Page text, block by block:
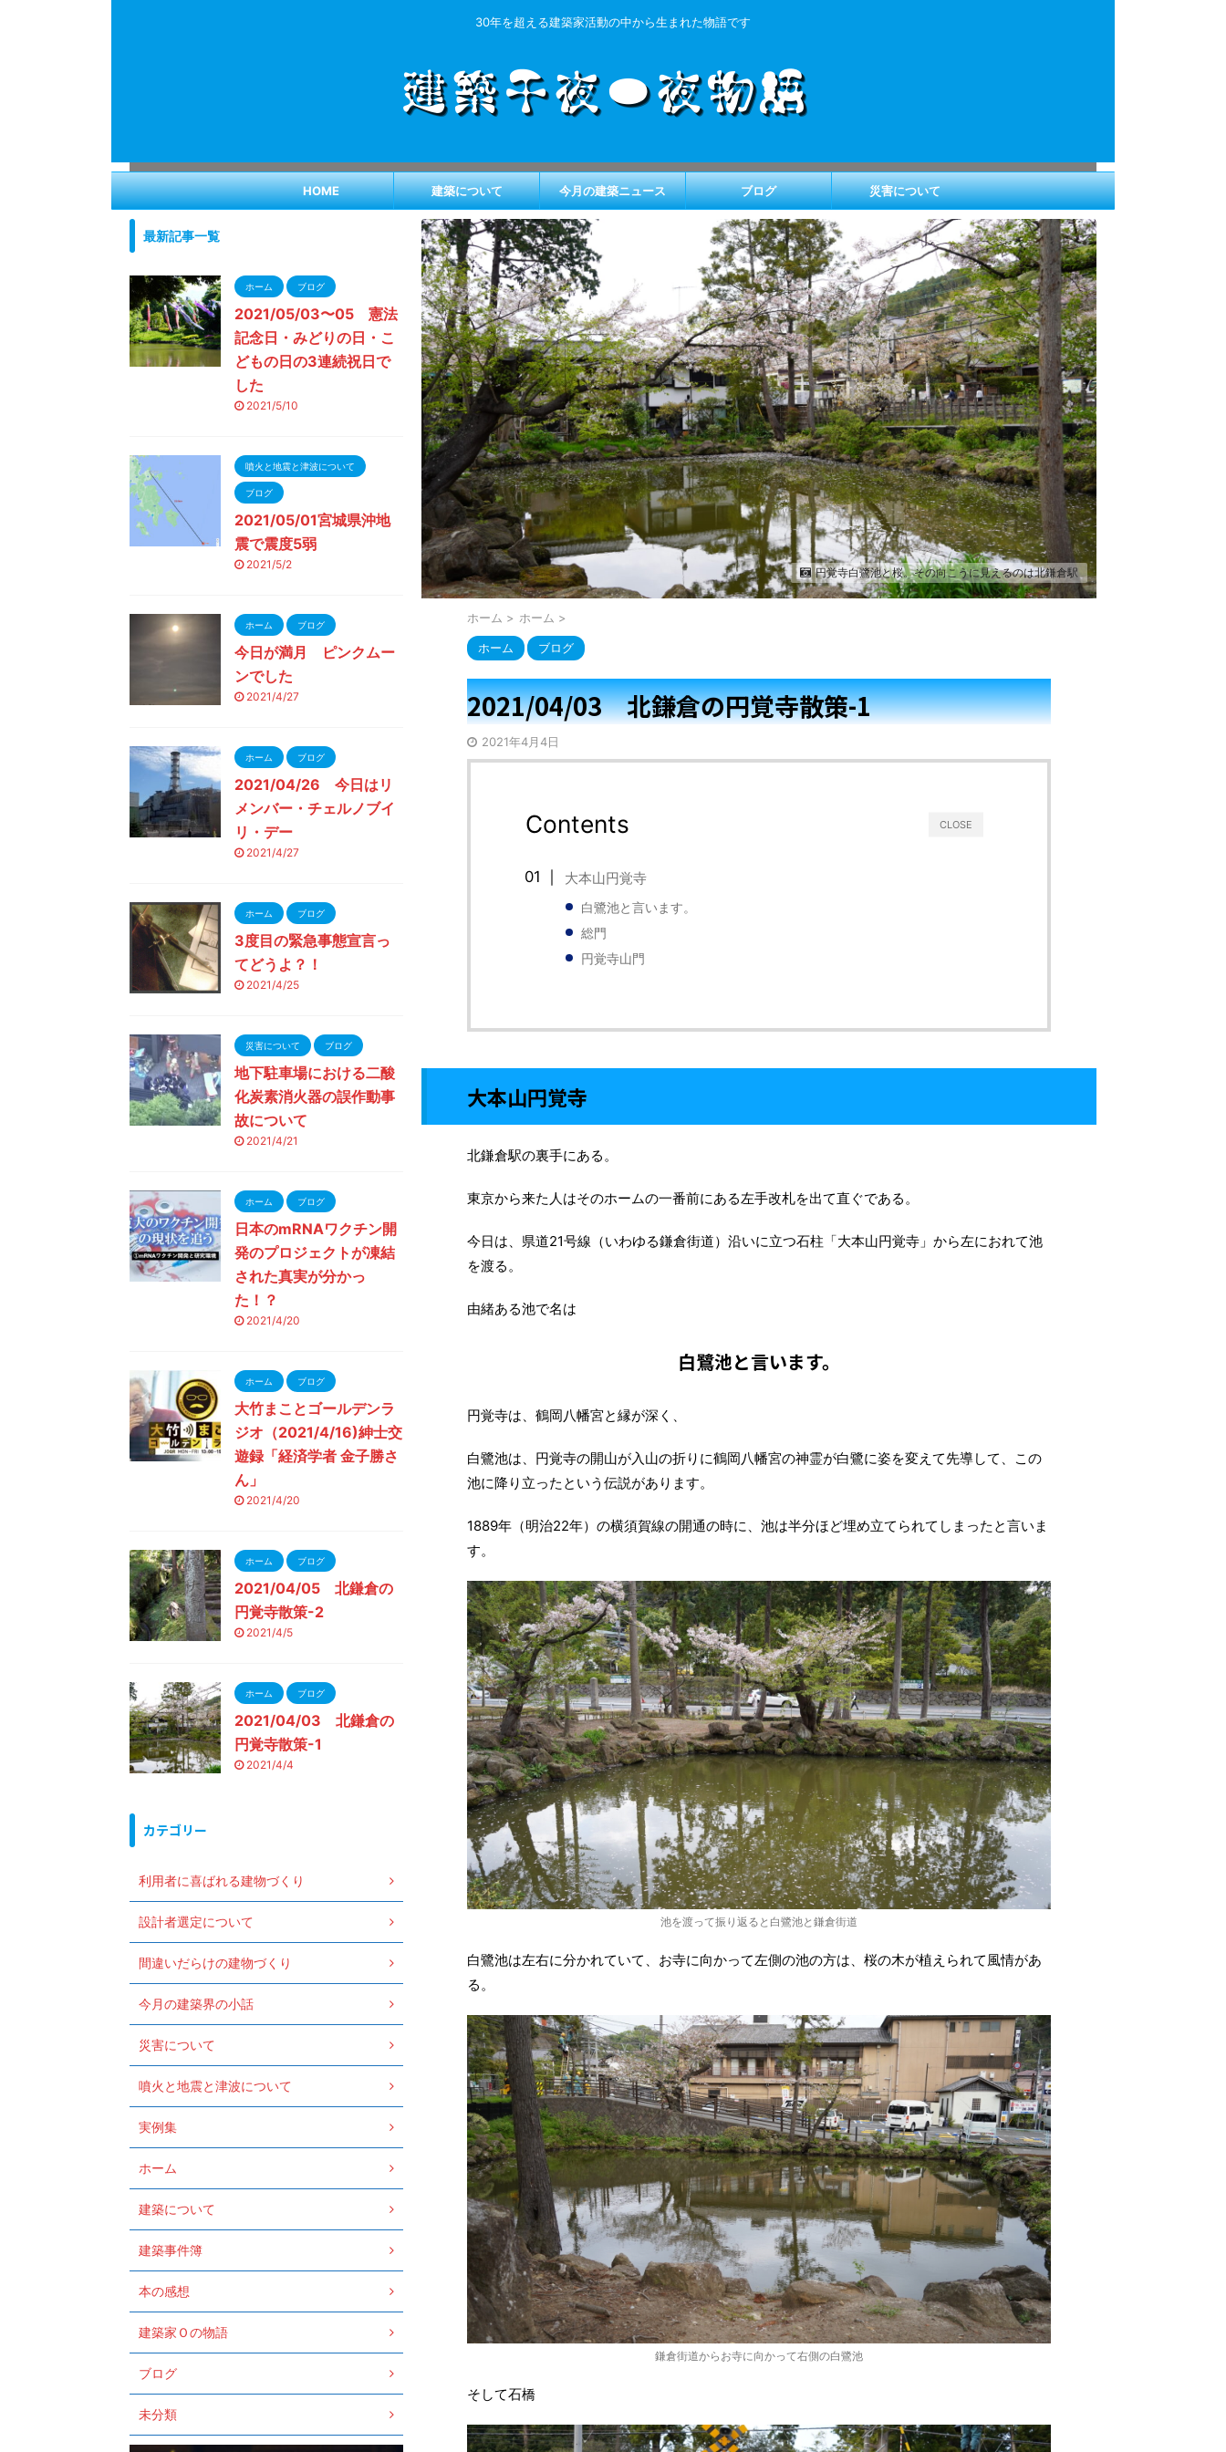
30年を超える建築家活動の中から生まれた物語です
HOME 建築について 今月の建築ニュース ブログ 災害について
円覚寺白鷺池と桜。その向こうに見えるのは北鎌倉駅
ホーム > ホーム >
ホーム ブログ
2021/04/03 北鎌倉の円覚寺散策-1
2021年4月4日
CLOSE
Contents
大本山円覚寺
白鷺池と言います。
総門
円覚寺山門
大本山円覚寺
北鎌倉駅の裏手にある。
東京から来た人はそのホームの一番前にある左手改札を出て直ぐである。
今日は、県道21号線（いわゆる鎌倉街道）沿いに立つ石柱「大本山円覚寺」から左におれて池
を渡る。
由緒ある池で名は
白鷺池と言います。
円覚寺は、鶴岡八幡宮と縁が深く、
白鷺池は、円覚寺の開山が入山の折りに鶴岡八幡宮の神霊が白鷺に姿を変えて先導して、この
池に降り立ったという伝説があります。
1889年（明治22年）の横須賀線の開通の時に、池は半分ほど埋め立てられてしまったと言いま
す。
池を渡って振り返ると白鷺池と鎌倉街道
白鷺池は左右に分かれていて、お寺に向かって左側の池の方は、桜の木が植えられて風情があ
る。
鎌倉街道からお寺に向かって右側の白鷺池
そして石橋
最新記事一覧
ホーム ブログ
2021/05/03〜05 憲法
記念日・みどりの日・こ
どもの日の3連続祝日で
した
2021/5/10
噴火と地震と津波について
ブログ
2021/05/01宮城県沖地
震で震度5弱
2021/5/2
ホーム ブログ
今日が満月 ピンクムー
ンでした
2021/4/27
ホーム ブログ
2021/04/26 今日はリ
メンバー・チェルノブイ
リ・デー
2021/4/27
ホーム ブログ
3度目の緊急事態宣言っ
てどうよ？！
2021/4/25
災害について ブログ
地下駐車場における二酸
化炭素消火器の誤作動事
故について
2021/4/21
ホーム ブログ
日本のmRNAワクチン開
発のプロジェクトが凍結
された真実が分かっ
た！？
2021/4/20
ホーム ブログ
大竹まことゴールデンラ
ジオ（2021/4/16)紳士交
遊録「経済学者 金子勝さ
ん」
2021/4/20
ホーム ブログ
2021/04/05 北鎌倉の
円覚寺散策-2
2021/4/5
ホーム ブログ
2021/04/03 北鎌倉の
円覚寺散策-1
2021/4/4
カテゴリー
利用者に喜ばれる建物づくり
設計者選定について
間違いだらけの建物づくり
今月の建築界の小話
災害について
噴火と地震と津波について
実例集
ホーム
建築について
建築事件簿
本の感想
建築家Ｏの物語
ブログ
未分類